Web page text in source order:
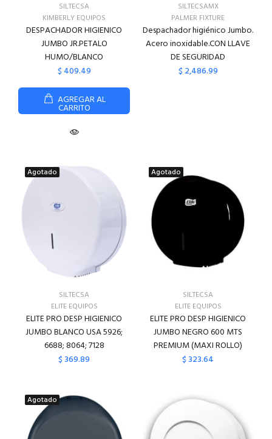
SILTECSA
KIMBERLY EQUIPOS
DESPACHADOR HIGIENICO
JUMBO JR.PETALO
HUMO/BLANCO
$ 409.49
AGREGAR AL
CARRITO
SILTECSAMX
PALMER FIXTURE
Despachador higiénico Jumbo.
Acero inoxidable.CON LLAVE
DE SEGURIDAD
$ 2,486.99
Agotado
SILTECSA
ELITE EQUIPOS
ELITE PRO DESP HIGIENICO
JUMBO BLANCO USA 5926;
6688; 8064; 7128
$ 369.89
Agotado
SILTECSA
ELITE EQUIPOS
ELITE PRO DESP HIGIENICO
JUMBO NEGRO 600 MTS
PREMIUM (MAXI ROLLO)
$ 323.64
Agotado